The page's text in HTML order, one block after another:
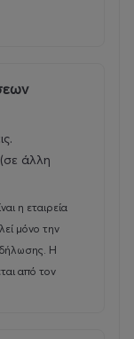
άλλη
η εταιρεία
μόνο την
Η
από τον